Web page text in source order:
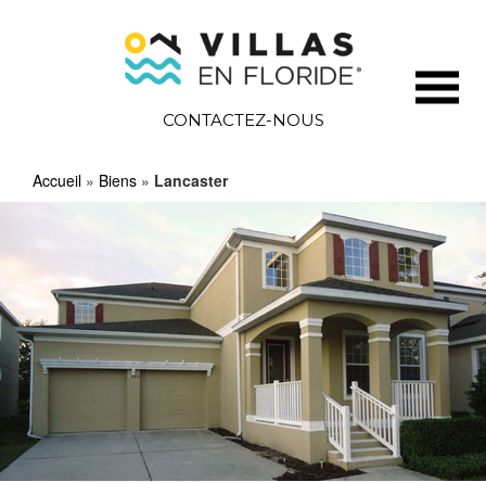
CONTACTEZ-NOUS
Accueil » Biens » Lancaster